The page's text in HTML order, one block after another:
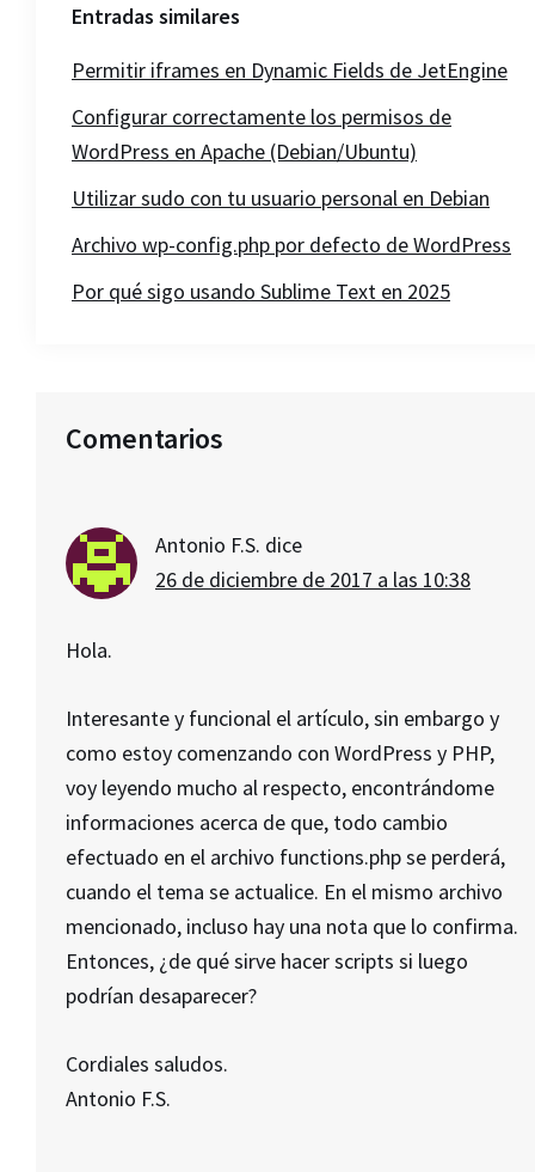
Entradas similares
Permitir iframes en Dynamic Fields de JetEngine
Configurar correctamente los permisos de
WordPress en Apache (Debian/Ubuntu)
Utilizar sudo con tu usuario personal en Debian
Archivo wp-config.php por defecto de WordPress
Por qué sigo usando Sublime Text en 2025
con
lectores
Comentarios
Antonio F.S. dice
26 de diciembre de 2017 a las 10:38
Hola.
Interesante y funcional el artículo, sin embargo y
como estoy comenzando con WordPress y PHP,
voy leyendo mucho al respecto, encontrándome
informaciones acerca de que, todo cambio
efectuado en el archivo functions.php se perderá,
cuando el tema se actualice. En el mismo archivo
mencionado, incluso hay una nota que lo confirma.
Entonces, ¿de qué sirve hacer scripts si luego
podrían desaparecer?
Cordiales saludos.
Antonio F.S.